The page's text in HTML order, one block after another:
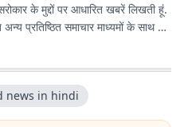
के मुद्दों पर आधारित खबरें लिखती हूं.
प्रतिष्ठित समाचार माध्यमों के साथ भी
news in hindi